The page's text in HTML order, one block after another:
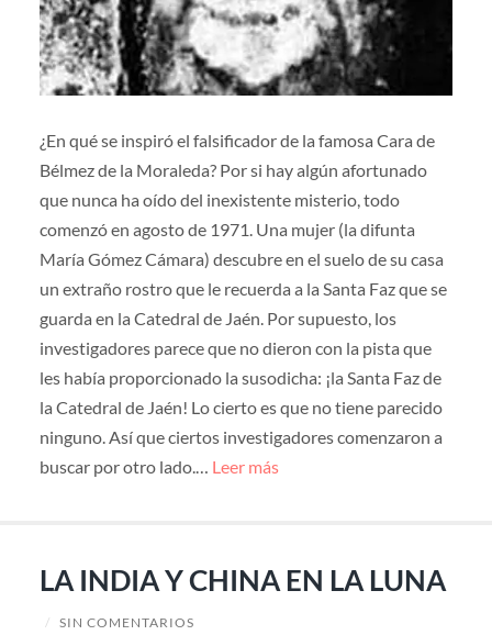
¿En qué se inspiró el falsificador de la famosa Cara de
Bélmez de la Moraleda? Por si hay algún afortunado
que nunca ha oído del inexistente misterio, todo
comenzó en agosto de 1971. Una mujer (la difunta
María Gómez Cámara) descubre en el suelo de su casa
un extraño rostro que le recuerda a la Santa Faz que se
guarda en la Catedral de Jaén. Por supuesto, los
investigadores parece que no dieron con la pista que
les había proporcionado la susodicha: ¡la Santa Faz de
la Catedral de Jaén! Lo cierto es que no tiene parecido
ninguno. Así que ciertos investigadores comenzaron a
buscar por otro lado.… Leer más
LA INDIA Y CHINA EN LA LUNA
/ SIN COMENTARIOS